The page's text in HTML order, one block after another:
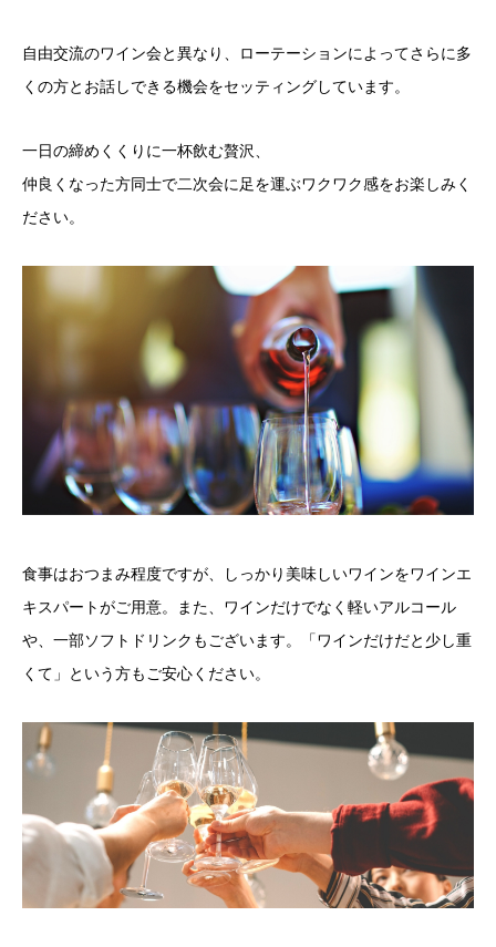
自由交流のワイン会と異なり、ローテーションによってさらに多
くの方とお話しできる機会をセッティングしています。
一日の締めくくりに一杯飲む贅沢、
仲良くなった方同士で二次会に足を運ぶワクワク感をお楽しみく
ださい。
食事はおつまみ程度ですが、しっかり美味しいワインをワインエ
キスパートがご用意。また、ワインだけでなく軽いアルコール
や、一部ソフトドリンクもございます。「ワインだけだと少し重
くて」という方もご安心ください。